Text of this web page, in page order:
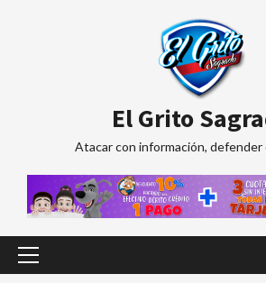
El Grito
Atacar con información, defender
Menú